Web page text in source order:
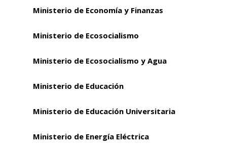
Ministerio de Economía y Finanzas
Ministerio de Ecosocialismo
Ministerio de Ecosocialismo y Agua
Ministerio de Educación
Ministerio de Educación Universitaria
Ministerio de Energía Eléctrica